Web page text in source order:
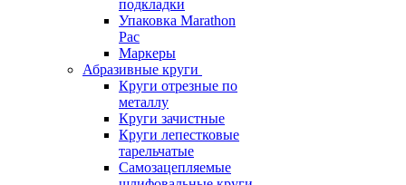
подкладки
Упаковка Marathon
Pac
Маркеры
Абразивные круги
Круги отрезные по
металлу
Круги зачистные
Круги лепестковые
тарельчатые
Самозацепляемые